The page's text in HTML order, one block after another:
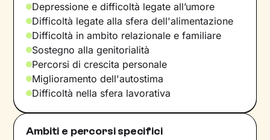
Depressione e difficoltà legate all’umore
Difficoltà legate alla sfera dell'alimentazione
Difficoltà in ambito relazionale e familiare
Sostegno alla genitorialità
Percorsi di crescita personale
Miglioramento dell'autostima
Difficoltà nella sfera lavorativa
Ambiti e percorsi specifici